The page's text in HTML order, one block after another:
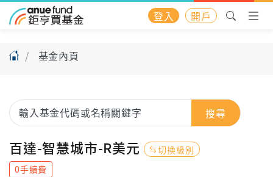
登入 開戶
基金內頁
搜尋
百達-智慧城市-R美元
切換級別
0手續費